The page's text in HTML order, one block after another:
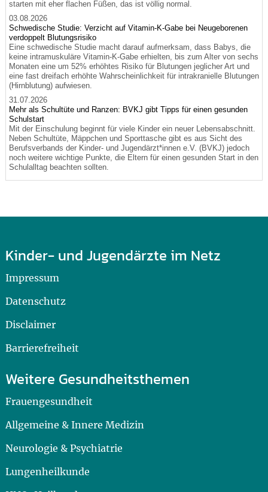
starten mit eher flachen Füßen, das ist völlig normal.
03.08.2026
Schwedische Studie: Verzicht auf Vitamin-K-Gabe bei Neugeborenen
verdoppelt Blutungsrisiko
Eine schwedische Studie macht darauf aufmerksam, dass Babys, die
keine intramuskuläre Vitamin-K-Gabe erhielten, bis zum Alter von sechs
Monaten eine um 52% erhöhtes Risiko für Blutungen jeglicher Art und
eine fast dreifach erhöhte Wahrscheinlichkeit für intrakranielle Blutungen
(Hirnblutung) aufwiesen.
31.07.2026
Mehr als Schultüte und Ranzen: BVKJ gibt Tipps für einen gesunden
Schulstart
Mit der Einschulung beginnt für viele Kinder ein neuer Lebensabschnitt.
Neben Schultüte, Mäppchen und Sporttasche gibt es aus Sicht des
Berufsverbands der Kinder- und Jugendärzt*innen e.V. (BVKJ) jedoch
noch weitere wichtige Punkte, die Eltern für einen gesunden Start in den
Schulalltag beachten sollten.
Kinder- und Jugendärzte im Netz
Impressum
Datenschutz
Disclaimer
Barrierefreiheit
Weitere Gesundheitsthemen
Frauengesundheit
Allgemeine & Innere Medizin
Neurologie & Psychiatrie
Lungenheilkunde